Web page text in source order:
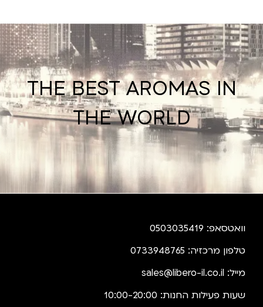
THE BEST AROMAS IN
THE WORLD
וואטסאפ: 0503035419
טלפון מרכזיה: 0733948765
מייל: sales@libero-il.co.il
שעות פעילות החנות: 10:00-20:00